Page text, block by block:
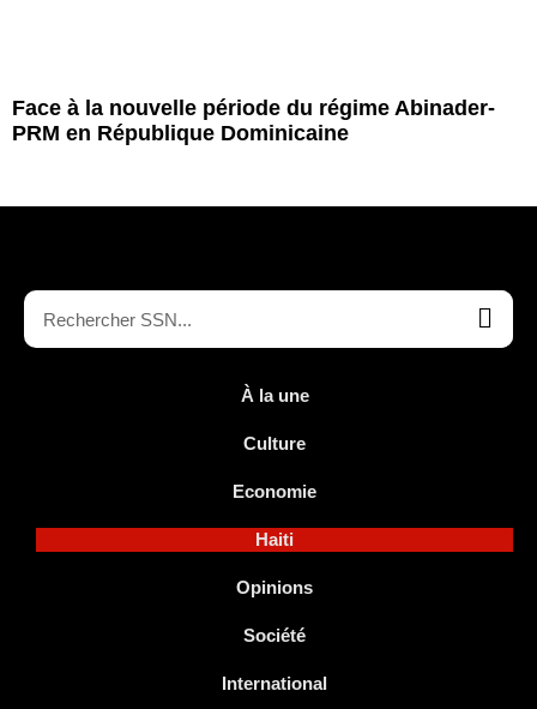
Face à la nouvelle période du régime Abinader-
PRM en République Dominicaine
À la une
Culture
Economie
Haiti
Opinions
Société
International